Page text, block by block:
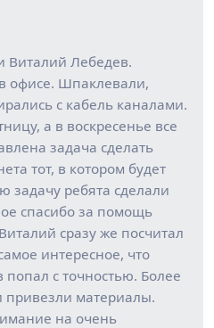
Виталий Лебедев.
офисе. Шпаклевали,
с кабель каналами.
а в воскресенье все
задача сделать
тот, в котором будет
задачу ребята сделали
спасибо за помощь
сразу же посчитал
интересное, что
попал с точностью. Более
привезли материалы.
на очень